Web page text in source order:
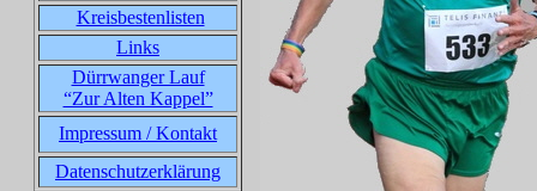
Kreisbestenlisten
Links
Dürrwanger Lauf
“Zur Alten Kappel”
Impressum / Kontakt
Datenschutzerklärung